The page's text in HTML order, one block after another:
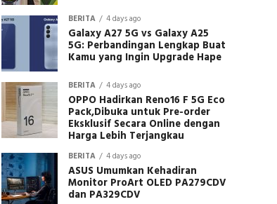
BERITA 4 days ago
Galaxy A27 5G vs Galaxy A25
5G: Perbandingan Lengkap Buat
Kamu yang Ingin Upgrade Hape
BERITA 4 days ago
OPPO Hadirkan Reno16 F 5G Eco
Pack,Dibuka untuk Pre-order
Eksklusif Secara Online dengan
Harga Lebih Terjangkau
BERITA 4 days ago
ASUS Umumkan Kehadiran
Monitor ProArt OLED PA279CDV
dan PA329CDV